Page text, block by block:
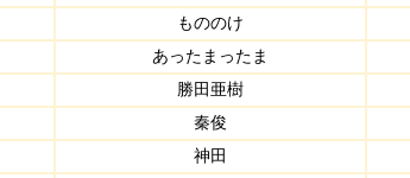
もののけ
あったまったま
勝田亜樹
秦俊
神田